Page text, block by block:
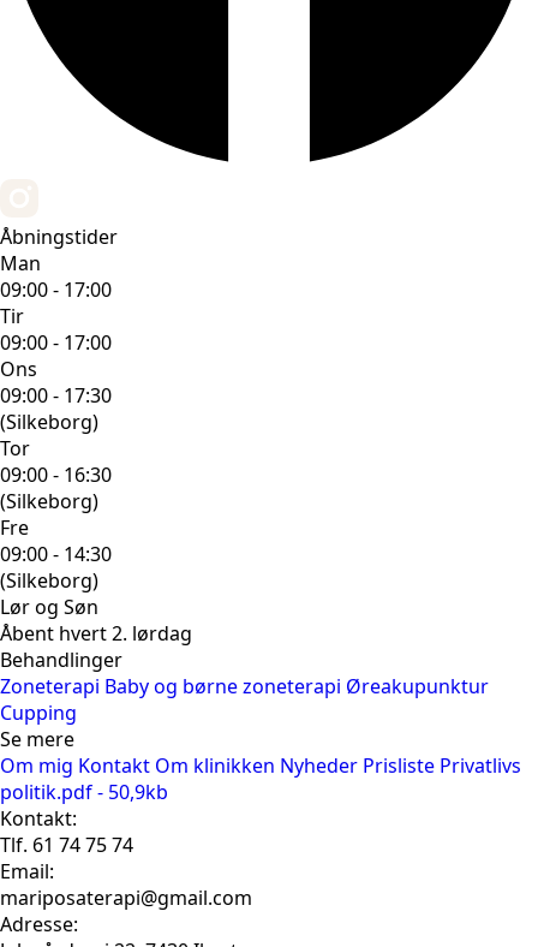
Åbningstider
Man
09:00 - 17:00
Tir
09:00 - 17:00
Ons
09:00 - 17:30
(Silkeborg)
Tor
09:00 - 16:30
(Silkeborg)
Fre
09:00 - 14:30
(Silkeborg)
Lør og Søn
Åbent hvert 2. lørdag
Behandlinger
Zoneterapi Baby og børne zoneterapi Øreakupunktur
Cupping
Se mere
Om mig Kontakt Om klinikken Nyheder Prisliste Privatlivs
politik.pdf - 50,9kb
Kontakt:
Tlf. 61 74 75 74
Email:
mariposaterapi@gmail.com
Adresse: